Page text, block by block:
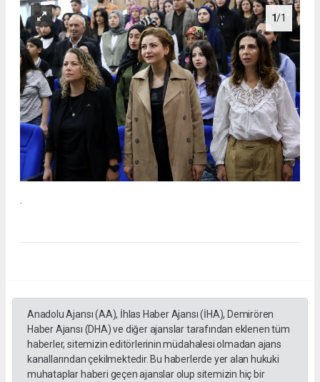
1/1
Anadolu Ajansı (AA), İhlas Haber Ajansı (İHA), Demirören
Haber Ajansı (DHA) ve diğer ajanslar tarafından eklenen tüm
haberler, sitemizin editörlerinin müdahalesi olmadan ajans
kanallarından çekilmektedir. Bu haberlerde yer alan hukuki
muhataplar haberi geçen ajanslar olup sitemizin hiç bir